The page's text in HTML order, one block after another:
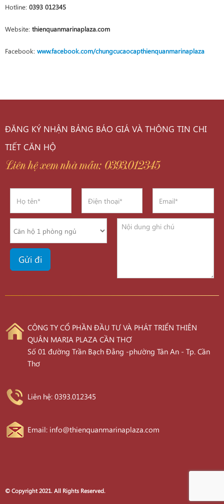
Hotline: 0393 012345
Website: thienquanmarinaplaza.com
Facebook: www.facebook.com/chungcucaocapthienquanmarinaplaza
ĐĂNG KÝ NHẬN BẢNG BÁO GIÁ VÀ THÔNG TIN CHI
TIẾT CĂN HỘ
Liên hệ xem nhà mẫu: 0393.012345
CÔNG TY CỔ PHẦN ĐẦU TƯ VÀ PHÁT TRIỂN THIÊN
QUÂN MARIA PLAZA CẦN THƠ
Số 01 đường Trần Bạch Đằng -phường Tân An - Tp. Cần
Thơ
Liên hệ: 0393.012345
Email: info@thienquanmarinaplaza.com
© Copyright 2021. All Rights Reserved.